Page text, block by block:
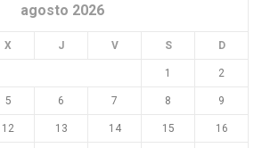
agosto 2026
X J V S D
1 2
5 6 7 8 9
12 13 14 15 16